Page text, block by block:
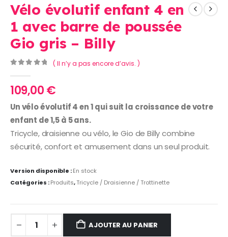
Vélo évolutif enfant 4 en
1 avec barre de poussée
Gio gris – Billy
( Il n’y a pas encore d’avis. )
109,00€
Un vélo évolutif 4 en 1 qui suit la croissance de votre
enfant de 1,5 à 5 ans.
Tricycle, draisienne ou vélo, le Gio de Billy combine
sécurité, confort et amusement dans un seul produit.
Version disponible :En stock
Catégories :Produits,Tricycle / Draisienne / Trottinette
AJOUTER AU PANIER